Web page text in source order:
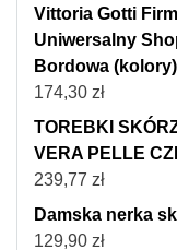
Vittoria Gotti
Uniwersalny
Bordowa (kolory)
174,30 zł
TOREBKI
VERA PELLE
239,77 zł
Damska nerka
129,90 zł